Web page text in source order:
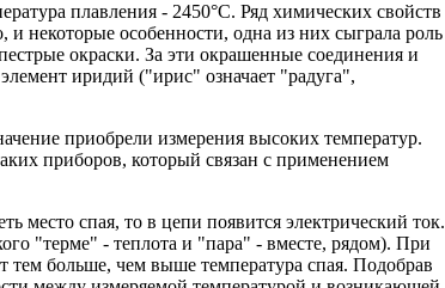
плавления - 2450°С. Ряд химических свойств
и некоторые особенности, одна из них сыграла роль
окраски. За эти окрашенные соединения и
иридий ("ирис" означает "радуга",
приобрели измерения высоких температур.
приборов, который связан с применением
место спая, то в цепи появится электрический ток.
"терме" - теплота и "пара" - вместе, рядом). При
тем больше, чем выше температура спая. Подобрав